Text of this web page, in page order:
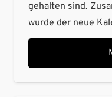
gehalten sind.
wurde der neue